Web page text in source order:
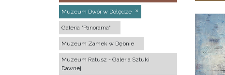
Muzeum Dwór w Dołędze
Galeria "Panorama"
Muzeum Zamek w Dębnie
Muzeum Ratusz - Galeria Sztuki
Dawnej